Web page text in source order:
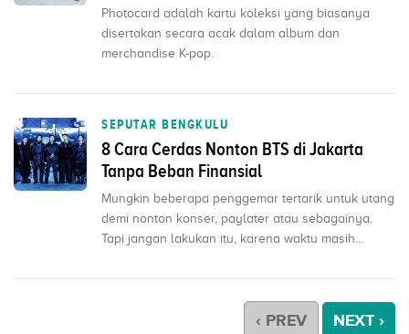
Photocard adalah kartu koleksi yang biasanya
disertakan secara acak dalam album dan
merchandise K-pop.
SEPUTAR BENGKULU
8 Cara Cerdas Nonton BTS di Jakarta
Tanpa Beban Finansial
Mungkin beberapa penggemar tertarik untuk utang
demi nonton konser, paylater atau sebagainya.
Tapi jangan lakukan itu, karena waktu masih
‹ PREV NEXT ›